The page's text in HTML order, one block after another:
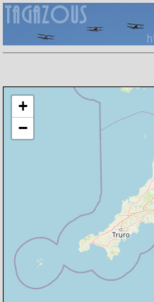
Chargement de la carte en cours
+
−